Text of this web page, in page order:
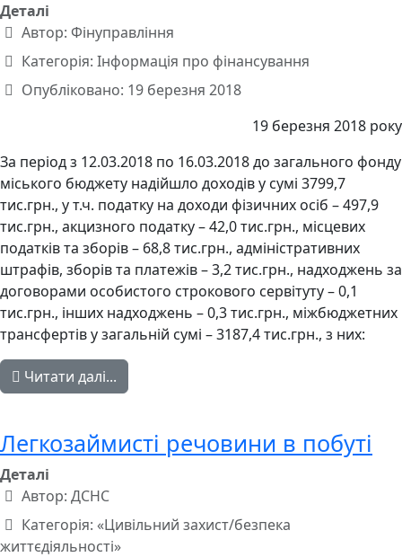
Деталі
Автор: Фінуправління
Категорія: Інформація про фінансування
Опубліковано: 19 березня 2018
19 березня 2018 року
За період з 12.03.2018 по 16.03.2018 до загального фонду
міського бюджету надійшло доходів у сумі 3799,7
тис.грн., у т.ч. податку на доходи фізичних осіб – 497,9
тис.грн., акцизного податку – 42,0 тис.грн., місцевих
податків та зборів – 68,8 тис.грн., адміністративних
штрафів, зборів та платежів – 3,2 тис.грн., надходжень за
договорами особистого строкового сервітуту – 0,1
тис.грн., інших надходжень – 0,3 тис.грн., міжбюджетних
трансфертів у загальній сумі – 3187,4 тис.грн., з них:
Читати далі...
Легкозаймисті речовини в побуті
Деталі
Автор: ДСНС
Категорія: «Цивільний захист/безпека
життєдіяльності»